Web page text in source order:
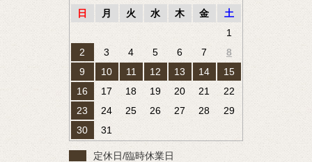
日
月 火 水 木 金
土
1
2
3 4 5 6 7
8
9
10 11 12 13 14
15
16
17 18 19 20 21
22
23
24 25 26 27 28
29
30
31
定休日/臨時休業日